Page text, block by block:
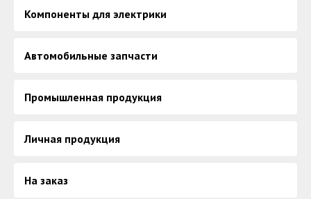
Компоненты для электрики
Автомобильные запчасти
Промышленная продукция
Личная продукция
На заказ